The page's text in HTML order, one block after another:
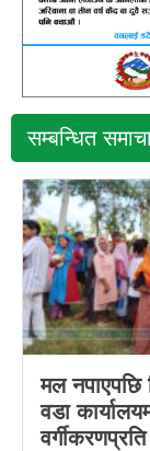
सम्बन्धित
मल
वडा